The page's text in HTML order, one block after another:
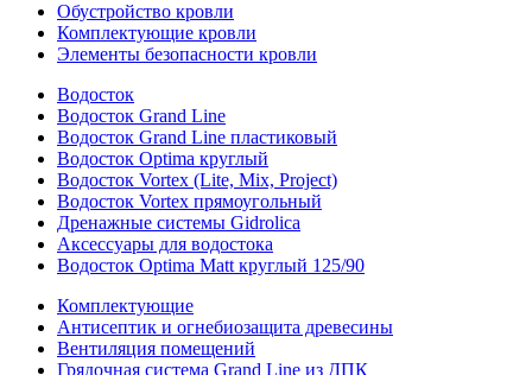
Обустройство кровли
Комплектующие кровли
Элементы безопасности кровли
Водосток
Водосток Grand Line
Водосток Grand Line пластиковый
Водосток Optima круглый
Водосток Vortex (Lite, Mix, Project)
Водосток Vortex прямоугольный
Дренажные системы Gidrolica
Аксессуары для водостока
Водосток Optima Matt круглый 125/90
Комплектующие
Антисептик и огнебиозащита древесины
Вентиляция помещений
Грядочная система Grand Line из ДПК